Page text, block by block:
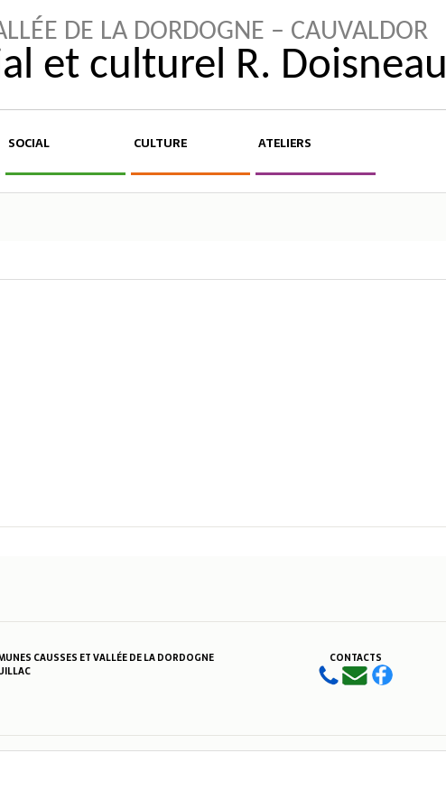
DE LA DORDOGNE – CAUVALDOR
et culturel R. Doisneau
SOCIAL CULTURE ATELIERS
CAUSSES ET VALLÉE DE LA DORDOGNE
CONTACTS